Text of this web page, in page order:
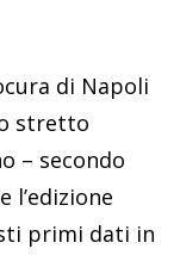
di Napoli
stretto
– secondo
l’edizione
primi dati in